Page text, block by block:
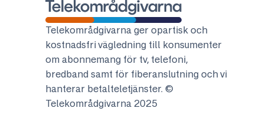
Telekområdgivarna
Telekområdgivarna ger opartisk och
kostnadsfri vägledning till konsumenter
om abonnemang för tv, telefoni,
bredband samt för fiberanslutning och vi
hanterar betalteletjänster. ©
Telekområdgivarna 2025